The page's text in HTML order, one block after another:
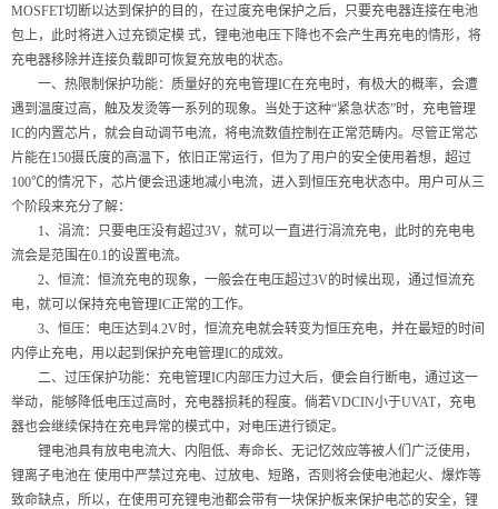
MOSFET切断以达到保护的⽬的，在过度充电保护之后，只要充电器连接在电池
包上，此时将进⼊过充锁定模 式，锂电池电压下降也不会产⽣再充电的情形，将
充电器移除并连接负载即可恢复充放电的状态。
一、热限制保护功能：质量好的充电管理IC在充电时，有极大的概率，会遭
遇到温度过高，触及发烫等一系列的现象。当处于这种“紧急状态”时，充电管理
IC的内置芯片，就会自动调节电流，将电流数值控制在正常范畴内。尽管正常芯
片能在150摄氏度的高温下，依旧正常运行，但为了用户的安全使用着想，超过
100℃的情况下，芯片便会迅速地减小电流，进入到恒压充电状态中。用户可从三
个阶段来充分了解：
1、涓流：只要电压没有超过3V，就可以一直进行涓流充电，此时的充电电
流会是范围在0.1的设置电流。
2、恒流：恒流充电的现象，一般会在电压超过3V的时候出现，通过恒流充
电，就可以保持充电管理IC正常的工作。
3、恒压：电压达到4.2V时，恒流充电就会转变为恒压充电，并在最短的时间
内停止充电，用以起到保护充电管理IC的成效。
二、过压保护功能：充电管理IC内部压力过大后，便会自行断电，通过这一
举动，能够降低电压过高时，充电器损耗的程度。倘若VDCIN小于UVAT，充电
器也会继续保持在充电异常的模式中，对电压进行锁定。
锂电池具有放电电流⼤、内阻低、寿命长、⽆记忆效应等被⼈们⼴泛使⽤，
锂离⼦电池在 使⽤中严禁过充电、过放电、短路，否则将会使电池起⽕、爆炸等
致命缺点，所以，在使⽤可充锂电池都会带有⼀块保护板来保护电芯的安全，锂